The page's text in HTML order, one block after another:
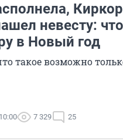
невесту:
в Новый год
такое возможно
7 329 25